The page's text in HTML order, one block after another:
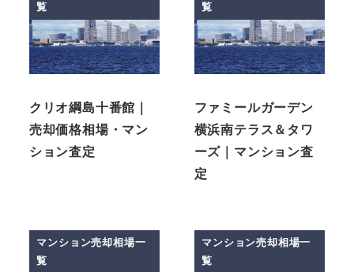
覧
クリオ綱島十番館｜
売却価格相場・マン
ション査定
覧
ファミールガーデン
横浜南テラス＆タワ
ーズ｜マンション査
定
マンション売却相場一
覧
マンション売却相場一
覧